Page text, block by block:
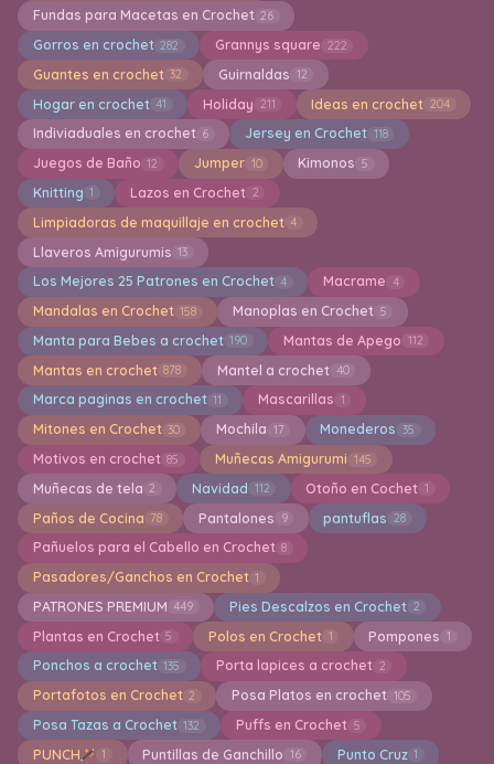
Fundas para Macetas en Crochet 26
Gorros en crochet 282 Grannys square 222
Guantes en crochet 32 Guirnaldas 12
Hogar en crochet 41 Holiday 211 Ideas en crochet 204
Indiviaduales en crochet 6 Jersey en Crochet 118
Juegos de Baño 12 Jumper 10 Kimonos 5
Knitting 1 Lazos en Crochet 2
Limpiadoras de maquillaje en crochet 4
Llaveros Amigurumis 13
Los Mejores 25 Patrones en Crochet 4 Macrame 4
Mandalas en Crochet 158 Manoplas en Crochet 5
Manta para Bebes a crochet 190 Mantas de Apego 112
Mantas en crochet 878 Mantel a crochet 40
Marca paginas en crochet 11 Mascarillas 1
Mitones en Crochet 30 Mochila 17 Monederos 35
Motivos en crochet 85 Muñecas Amigurumi 145
Muñecas de tela 2 Navidad 112 Otoño en Cochet 1
Paños de Cocina 78 Pantalones 9 pantuflas 28
Pañuelos para el Cabello en Crochet 8
Pasadores/Ganchos en Crochet 1
PATRONES PREMIUM 449 Pies Descalzos en Crochet 2
Plantas en Crochet 5 Polos en Crochet 1 Pompones 1
Ponchos a crochet 135 Porta lapices a crochet 2
Portafotos en Crochet 2 Posa Platos en crochet 105
Posa Tazas a Crochet 132 Puffs en Crochet 5
PUNCH 1 Puntillas de Ganchillo 16 Punto Cruz 1